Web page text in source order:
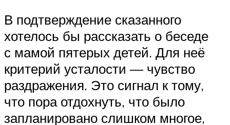
В подтверждение сказанного
хотелось бы рассказать о беседе
с мамой пятерых детей. Для неё
критерий усталости — чувство
раздражения. Это сигнал к тому,
что пора отдохнуть, что было
запланировано слишком многое,